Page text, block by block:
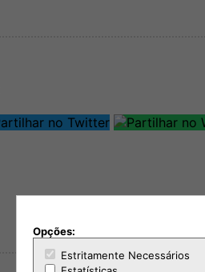
Opções:
Estritamente Necessários